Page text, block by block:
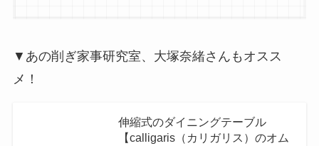
▼あの削ぎ家事研究室、大塚奈緒さんもオスス
メ！
伸縮式のダイニングテーブル
【calligaris（カリガリス）のオム